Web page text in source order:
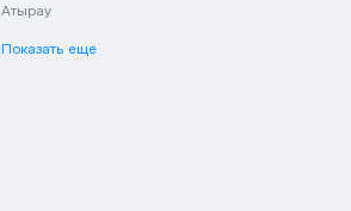
Атырау
Показать еще